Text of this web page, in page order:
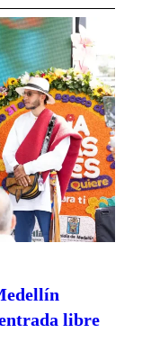
libre